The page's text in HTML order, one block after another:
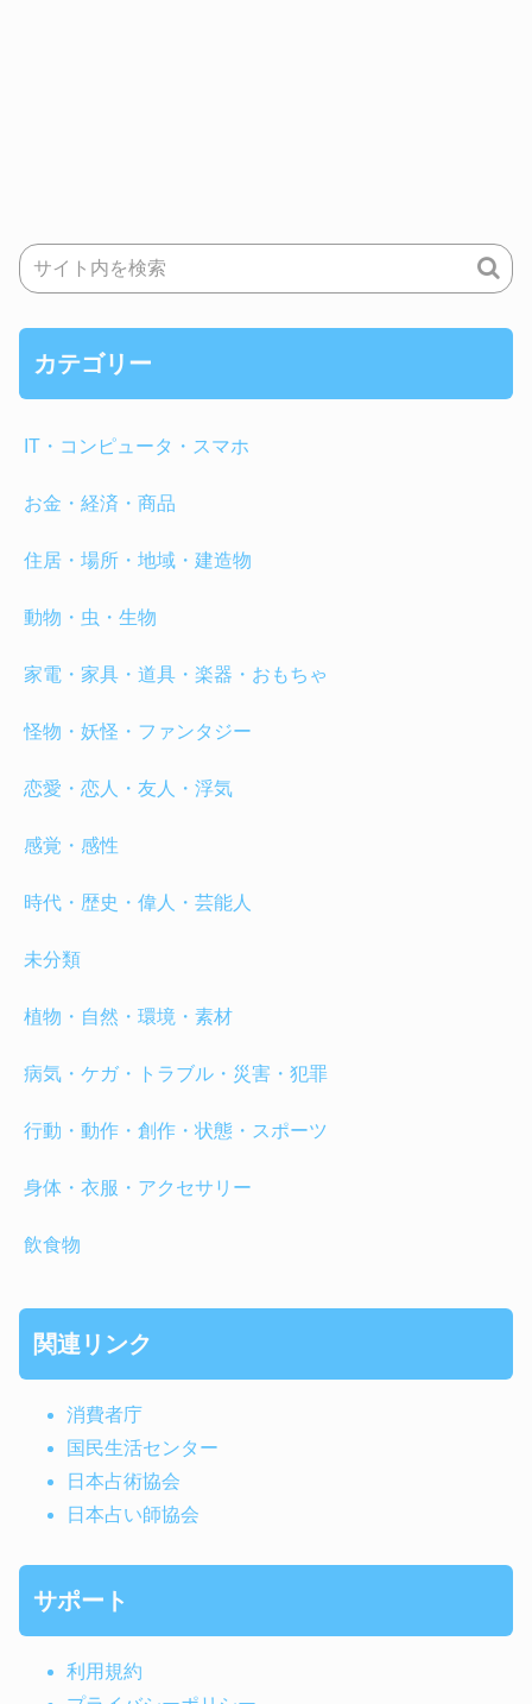
カテゴリー
IT・コンピュータ・スマホ
お金・経済・商品
住居・場所・地域・建造物
動物・虫・生物
家電・家具・道具・楽器・おもちゃ
怪物・妖怪・ファンタジー
恋愛・恋人・友人・浮気
感覚・感性
時代・歴史・偉人・芸能人
未分類
植物・自然・環境・素材
病気・ケガ・トラブル・災害・犯罪
行動・動作・創作・状態・スポーツ
身体・衣服・アクセサリー
飲食物
関連リンク
消費者庁
国民生活センター
日本占術協会
日本占い師協会
サポート
利用規約